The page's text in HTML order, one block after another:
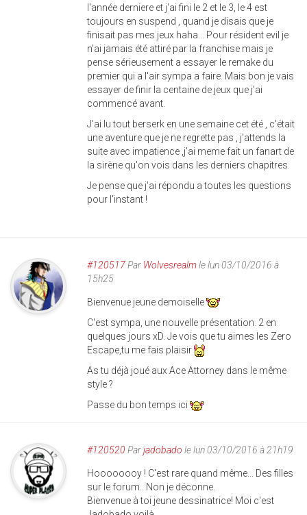
l'année derniere et j'ai fini le 2 et le 3, le 4 est
toujours en suspend , quand je disais que je
finisait pas mes jeux haha... Pour résident evil je
n'ai jamais été attiré par la franchise mais je
pense sérieusement a essayer le remake du
premier qui a l'air sympa a faire. Mais bon je vais
essayer de finir la centaine de jeux que j'ai
commencé avant.
J'ai lu tout berserk en une semaine cet été , c'était
une aventure que je ne regrette pas , j'attends la
suite avec impatience ,j'ai meme fait un fanart de
la sirène qu'on vois dans les derniers chapitres.
Je pense que j'ai répondu a toutes les questions
pour l'instant !
#120517Par Wolvesrealmle lun 03/10/2016 à
15h25
Bienvenue jeune demoiselle
C'est sympa, une nouvelle présentation. 2 en
quelques jours xD. Je vois que tu aimes les Zero
Escape,tu me fais plaisir
As tu déjà joué aux Ace Attorney dans le même
style ?
Passe du bon temps ici
#120520 Parjadobado le lun 03/10/2016 à 21h19
Hoooooooy ! C'est rare quand même... Des filles
sur le forum.. Non je déconne.
Bienvenue à toi jeune dessinatrice! Moi c'est